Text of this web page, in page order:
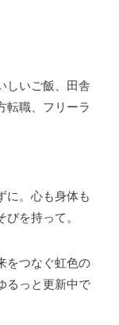
しいご飯、田舎
転職、フリーラ
に。心も身体も
を持って。
をつなぐ虹色の
るっと更新中で